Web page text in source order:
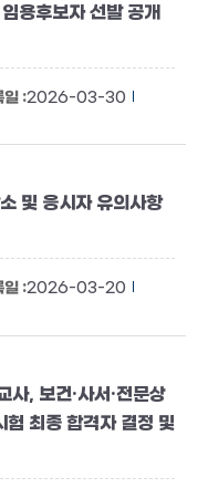
용후보자 선발 공개
2026-03-30
및 응시자 유의사항
2026-03-20
, 보건·사서·전문상
험 최종 합격자 결정 및